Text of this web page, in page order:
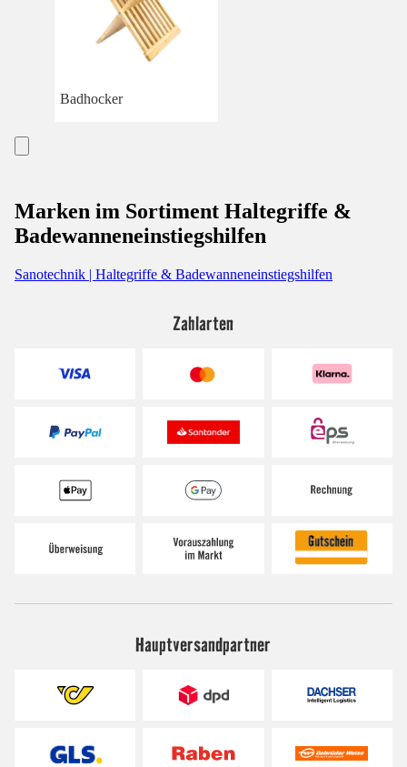
Badhocker
Marken im Sortiment Haltegriffe &
Badewanneneinstiegshilfen
Sanotechnik | Haltegriffe & Badewanneneinstiegshilfen
Zahlarten
Hauptversandpartner